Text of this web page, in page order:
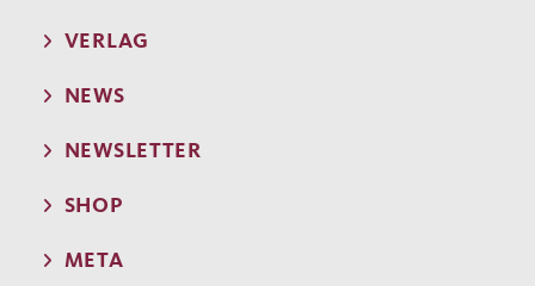
VERLAG
NEWS
NEWSLETTER
SHOP
META